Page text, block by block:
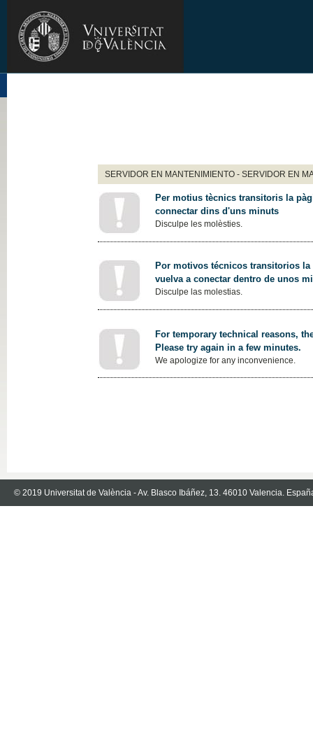
SERVIDOR EN MANTENIMIENTO - SERVIDOR EN
Per motius tècnics transitoris la
connectar dins d'uns minuts
Disculpe les molèsties.
Por motivos técnicos transitorios
vuelva a conectar dentro de unos
Disculpe las molestias.
For temporary technical reasons,
Please try again in a few minutes.
We apologize for any inconvenience.
© 2019 Universitat de València - Av. Blasco Ibáñez, 13. 46010 Valencia.